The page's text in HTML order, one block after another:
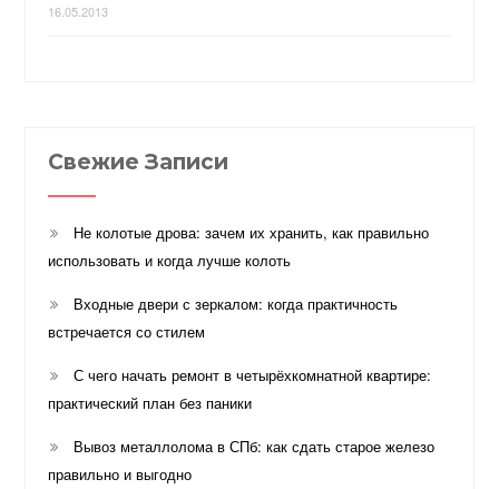
16.05.2013
Свежие Записи
Не колотые дрова: зачем их хранить, как правильно
использовать и когда лучше колоть
Входные двери с зеркалом: когда практичность
встречается со стилем
С чего начать ремонт в четырёхкомнатной квартире:
практический план без паники
Вывоз металлолома в СПб: как сдать старое железо
правильно и выгодно